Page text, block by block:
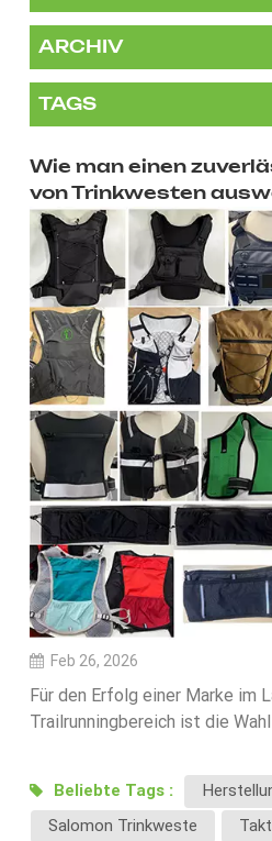
ARCHIV
TAGS
Wie man einen
von Trinkwesten
Leitfaden)
Feb 26, 2026
Für den Erfolg einer Marke im
Trailrunningbereich ist die
Funktionalität und
beeinflussen die
Markenruf maßgeblich.In
Beliebte Tags :
Salomon Trinkweste